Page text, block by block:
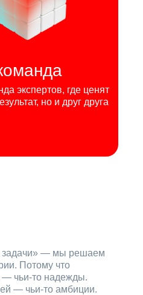
экспертов, где ценят
но и друг друга
задачи» — мы решаем
Потому что
чьи‑то надежды.
— чьи‑то амбиции.